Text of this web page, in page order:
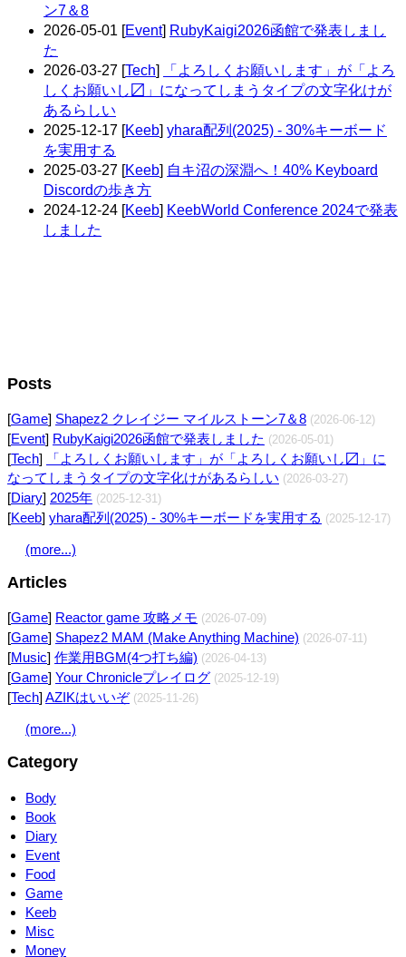
ン7＆8
2026-05-01 [Event] RubyKaigi2026函館で発表しまし
た
2026-03-27 [Tech]
「よろしくお願いします」が「よろ
しくお願いし〼」になってしまうタイプの文字化けが
あるらしい
2025-12-17 [Keeb] yhara配列(2025) - 30%キーボード
を実用する
2025-03-27 [Keeb] 自キ沼の深淵へ！40% Keyboard
Discordの歩き方
2024-12-24 [Keeb] KeebWorld Conference 2024で発表
しました
Posts
[Game] Shapez2 クレイジー マイルストーン7＆8 (2026-06-12)
[Event] RubyKaigi2026函館で発表しました (2026-05-01)
[Tech]
「よろしくお願いします」が「よろしくお願いし〼」に
なってしまうタイプの文字化けがあるらしい (2026-03-27)
[Diary] 2025年 (2025-12-31)
[Keeb] yhara配列(2025) - 30%キーボードを実用する (2025-12-17)
(more...)
Articles
[Game] Reactor game 攻略メモ (2026-07-09)
[Game] Shapez2 MAM (Make Anything Machine) (2026-07-11)
[Music] 作業用BGM(4つ打ち編) (2026-04-13)
[Game] Your Chronicleプレイログ (2025-12-19)
[Tech] AZIKはいいぞ (2025-11-26)
(more...)
Category
Body
Book
Diary
Event
Food
Game
Keeb
Misc
Money